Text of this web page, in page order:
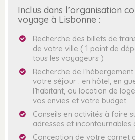
Inclus dans l’organisation
voyage à Lisbonne :
Recherche des billets de
de votre ville ( 1 point de
tous les voyageurs )
Recherche de
votre séjour : en hôtel, en
l’habitant, ou location de
vos envies et votre budget
Conseils en activités à faire
adresses et incontournables
Conception de votre carnet